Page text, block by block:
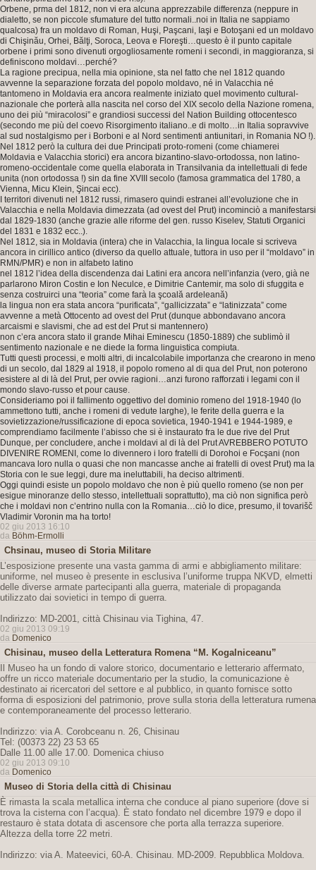
Orbene, prma del 1812, non vi era alcuna apprezzabile differenza (neppure in
dialetto, se non piccole sfumature del tutto normali..noi in Italia ne sappiamo
qualcosa) fra un moldavo di Roman, Huşi, Paşcani, Iaşi e Botoşani ed un moldavo
di Chişinău, Orhei, Bălţi, Soroca, Leova e Floreşti…questo è il punto capitale
orbene i primi sono divenuti orgogliosamente romeni i secondi, in maggioranza, si
definiscono moldavi…perché?
La ragione precipua, nella mia opinione, sta nel fatto che nel 1812 quando
avvenne la separazione forzata del popolo moldavo, né in Valacchia né
tantomeno in Moldavia era ancora realmente iniziato quel movimento cultural-
nazionale che porterà alla nascita nel corso del XIX secolo della Nazione romena,
uno dei più “miracolosi” e grandiosi successi del Nation Building ottocentesco
(secondo me più del coevo Risorgimento italiano..e di molto…in Italia sopravvive
al sud nostalgismo per i Borboni e al Nord sentimenti antiunitari, in Romania NO !).
Nel 1812 però la cultura dei due Principati proto-romeni (come chiamerei
Moldavia e Valacchia storici) era ancora bizantino-slavo-ortodossa, non latino-
romeno-occidentale come quella elaborata in Transilvania da intellettuali di fede
unita (non ortodossa !) sin da fine XVIII secolo (famosa grammatica del 1780, a
Vienna, Micu Klein, Şincai ecc).
I territori divenuti nel 1812 russi, rimasero quindi estranei all’evoluzione che in
Valacchia e nella Moldavia dimezzata (ad ovest del Prut) incominciò a manifestarsi
dal 1829-1830 (anche grazie alle riforme del gen. russo Kiselev, Statuti Organici
del 1831 e 1832 ecc..).
Nel 1812, sia in Moldavia (intera) che in Valacchia, la lingua locale si scriveva
ancora in cirillico antico (diverso da quello attuale, tuttora in uso per il “moldavo” in
RMN/PMR) e non in alfabeto latino
nel 1812 l’idea della discendenza dai Latini era ancora nell’infanzia (vero, già ne
parlarono Miron Costin e Ion Neculce, e Dimitrie Cantemir, ma solo di sfuggita e
senza costruirci una “teoria” come farà la şcoală ardeleană)
la lingua non era stata ancora “purificata”, “gallicizzata” e “latinizzata” come
avvenne a metà Ottocento ad ovest del Prut (dunque abbondavano ancora
arcaismi e slavismi, che ad est del Prut si mantennero)
non c’era ancora stato il grande Mihai Eminescu (1850-1889) che sublimò il
sentimento nazionale e ne diede la forma linguistica compiuta.
Tutti questi processi, e molti altri, di incalcolabile importanza che crearono in meno
di un secolo, dal 1829 al 1918, il popolo romeno al di qua del Prut, non poterono
esistere al di là del Prut, per ovvie ragioni…anzi furono rafforzati i legami con il
mondo slavo-russo et pour cause.
Consideriamo poi il fallimento oggettivo del dominio romeno del 1918-1940 (lo
ammettono tutti, anche i romeni di vedute larghe), le ferite della guerra e la
sovietizzazione/russificazione di epoca sovietica, 1940-1941 e 1944-1989, e
comprendiamo facilmente l’abisso che si è instaurato fra le due rive del Prut
Dunque, per concludere, anche i moldavi al di là del Prut AVREBBERO POTUTO
DIVENIRE ROMENI, come lo divennero i loro fratelli di Dorohoi e Focşani (non
mancava loro nulla o quasi che non mancasse anche ai fratelli di ovest Prut) ma la
Storia con le sue leggi, dure ma ineluttabili, ha deciso altrimenti.
Oggi quindi esiste un popolo moldavo che non è più quello romeno (se non per
esigue minoranze dello stesso, intellettuali soprattutto), ma ciò non significa però
che i moldavi non c’entrino nulla con la Romania…ciò lo dice, presumo, il tovarišč
Vladimir Voronin ma ha torto!
02 giu 2013 16:10
da Böhm-Ermolli
Chsinau, museo di Storia Militare
L’esposizione presente una vasta gamma di armi e abbigliamento militare:
uniforme, nel museo è presente in esclusiva l’uniforme truppa NKVD, elmetti
delle diverse armate partecipanti alla guerra, materiale di propaganda
utilizzato dai sovietici in tempo di guerra.
Indirizzo: MD-2001, città Chisinau via Tighina, 47.
02 giu 2013 09:19
da Domenico
Chisinau, museo della Letteratura Romena “M. Kogalniceanu”
Il Museo ha un fondo di valore storico, documentario e letterario affermato,
offre un ricco materiale documentario per la studio, la comunicazione è
destinato ai ricercatori del settore e al pubblico, in quanto fornisce sotto
forma di esposizioni del patrimonio, prove sulla storia della letteratura rumena
e contemporaneamente del processo letterario.
Indirizzo: via A. Corobceanu n. 26, Chisinau
Tel: (00373 22) 23 53 65
Dalle 11.00 alle 17.00. Domenica chiuso
02 giu 2013 09:10
da Domenico
Museo di Storia della città di Chisinau
È rimasta la scala metallica interna che conduce al piano superiore (dove si
trova la cisterna con l’acqua). È stato fondato nel dicembre 1979 e dopo il
restauro è stata dotata di ascensore che porta alla terrazza superiore.
Altezza della torre 22 metri.
Indirizzo: via A. Mateevici, 60-A. Chisinau. MD-2009. Repubblica Moldova.